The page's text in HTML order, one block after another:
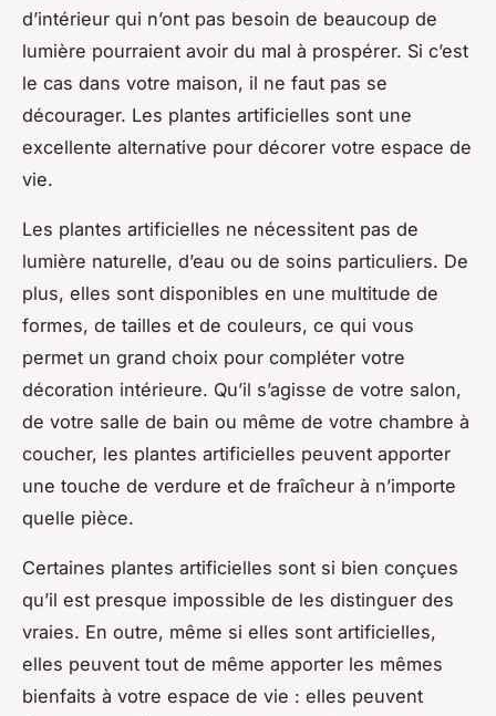
d’intérieur qui n’ont pas besoin de beaucoup de
lumière pourraient avoir du mal à prospérer. Si c’est
le cas dans votre maison, il ne faut pas se
décourager. Les plantes artificielles sont une
excellente alternative pour décorer votre espace de
vie.
Les plantes artificielles ne nécessitent pas de
lumière naturelle, d’eau ou de soins particuliers. De
plus, elles sont disponibles en une multitude de
formes, de tailles et de couleurs, ce qui vous
permet un grand choix pour compléter votre
décoration intérieure. Qu’il s’agisse de votre salon,
de votre salle de bain ou même de votre chambre à
coucher, les plantes artificielles peuvent apporter
une touche de verdure et de fraîcheur à n’importe
quelle pièce.
Certaines plantes artificielles sont si bien conçues
qu’il est presque impossible de les distinguer des
vraies. En outre, même si elles sont artificielles,
elles peuvent tout de même apporter les mêmes
bienfaits à votre espace de vie : elles peuvent